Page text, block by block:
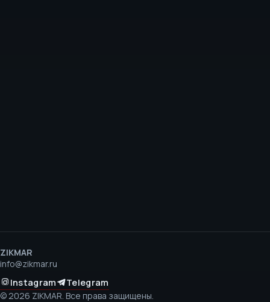
ZIKMAR
info@zikmar.ru
Instagram
Telegram
© 2026 ZIKMAR. Все права защищены.